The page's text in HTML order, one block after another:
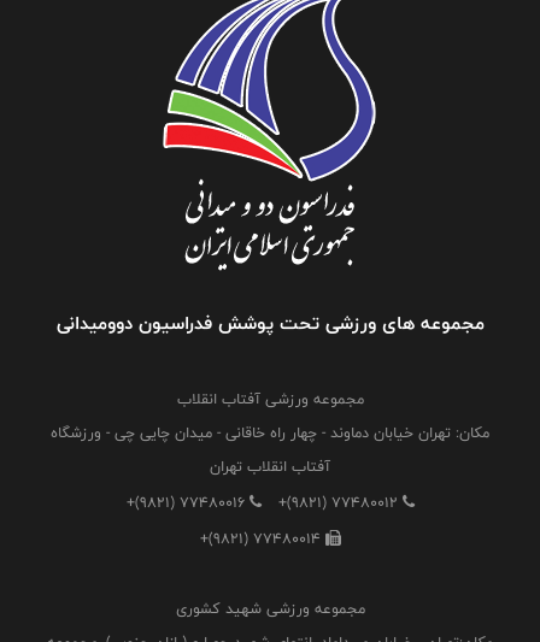
مجموعه های ورزشی تحت پوشش فدراسیون دوومیدانی
مجموعه ورزشی آفتاب انقلاب
مکان: تهران خیابان دماوند - چهار راه خاقانی - میدان چایی چی - ورزشگاه
آفتاب انقلاب تهران
+(9821) 77480012
+(9821) 77480016
+(9821) 77480014
مجموعه ورزشی شهید کشوری